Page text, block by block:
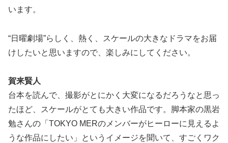
います。
“日曜劇場”らしく、熱く、スケールの大きなドラマをお届
けしたいと思いますので、楽しみにしてください。
賀来賢人
台本を読んで、撮影がとにかく大変になるだろうなと思っ
たほど、スケールがとても大きい作品です。脚本家の黒岩
勉さんの「TOKYO MERのメンバーがヒーローに見えるよ
うな作品にしたい」というイメージを聞いて、すごくワク